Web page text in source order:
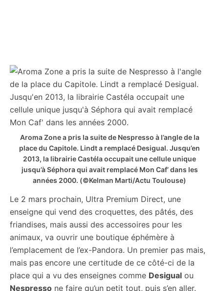
Aroma Zone a pris la suite de Nespresso à l’angle de la
place du Capitole. Lindt a remplacé Desigual. Jusqu’en
2013, la librairie Castéla occupait une cellule unique
jusqu’à Séphora qui avait remplacé Mon Caf’ dans les
années 2000. (©Kelman Marti/Actu Toulouse)
Le 2 mars prochain, Ultra Premium Direct, une
enseigne qui vend des croquettes, des pâtés, des
friandises, mais aussi des accessoires pour les
animaux, va ouvrir une boutique éphémère à
l’emplacement de l’ex-Pandora. Un premier pas mais,
mais pas encore une certitude de ce côté-ci de la
place qui a vu des enseignes comme Desigual ou
Nespresso ne faire qu’un petit tout, puis s’en aller.